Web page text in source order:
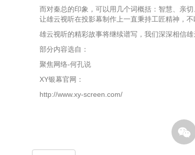
而对秦总的印象，可以用几个词概括：智慧、亲
让雄云视听在投影幕制作上一直秉持工匠精神，
雄云视听的精彩故事将继续谱写，我们深深相信
部分内容选自：
聚焦网络-何孔说
XY银幕官网：
http://www.xy-screen.com/